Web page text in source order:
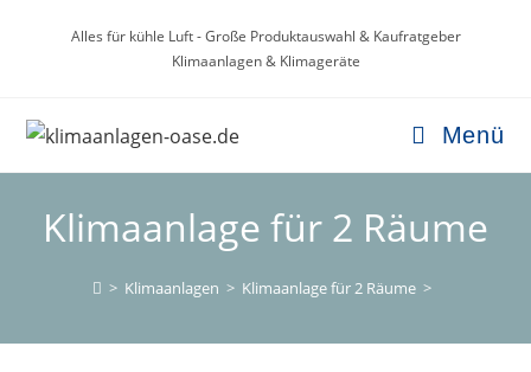
Alles für kühle Luft - Große Produktauswahl & Kaufratgeber
Klimaanlagen & Klimageräte
Menü
Klimaanlage für 2 Räume
> Klimaanlagen > Klimaanlage für 2 Räume >